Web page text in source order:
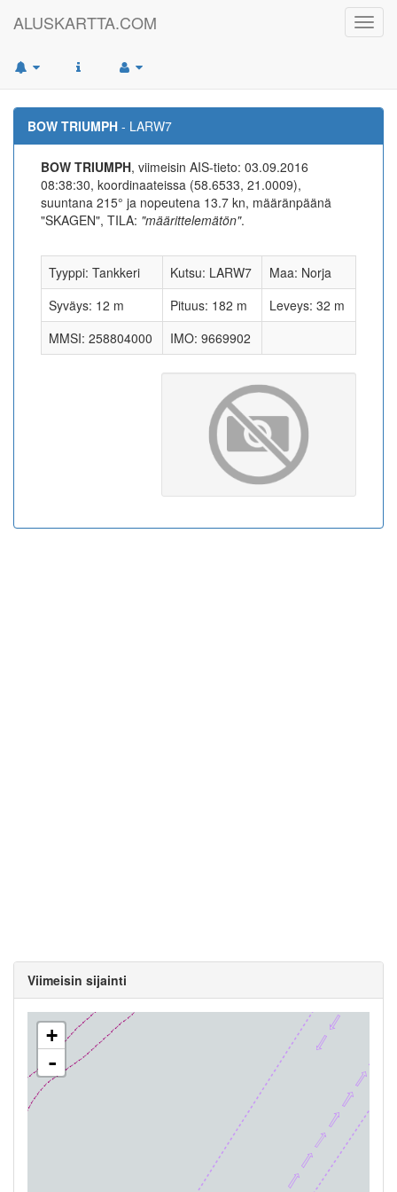
ALUSKARTTA.COM
BOW TRIUMPH - LARW7
BOW TRIUMPH, viimeisin AIS-tieto: 03.09.2016
08:38:30, koordinaateissa (58.6533, 21.0009),
suuntana 215° ja nopeutena 13.7 kn, määränpäänä
"SKAGEN", TILA: "määrittelemätön".
Tyyppi: Tankkeri Kutsu: LARW7
Maa: Norja
Syväys: 12 m
Pituus: 182 m
Leveys: 32 m
MMSI: 258804000
IMO: 9669902
Viimeisin sijainti
+
-